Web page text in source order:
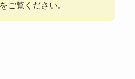
をご覧ください。